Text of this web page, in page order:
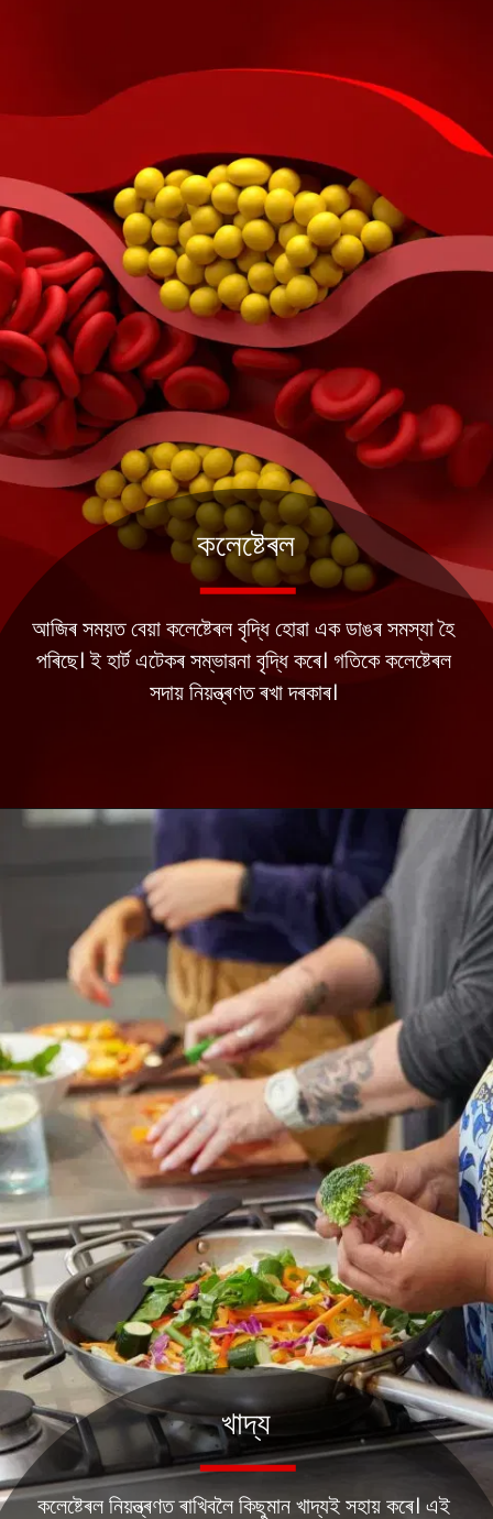
আজিৰ সময়ত বেয়া কলেষ্টেৰল বৃদ্ধি হোৱা এক ডাঙৰ সমস্যা হৈ
পৰিছে। ই হাৰ্ট এটেকৰ সম্ভাৱনা বৃদ্ধি কৰে। গতিকে কলেষ্টেৰল
সদায় নিয়ন্ত্ৰণত ৰখা দৰকাৰ।
কলেষ্টেৰল
কলেষ্টেৰল নিয়ন্ত্ৰণত ৰাখিবলৈ কিছুমান খাদ্যই সহায় কৰে। এই
খাদ্য